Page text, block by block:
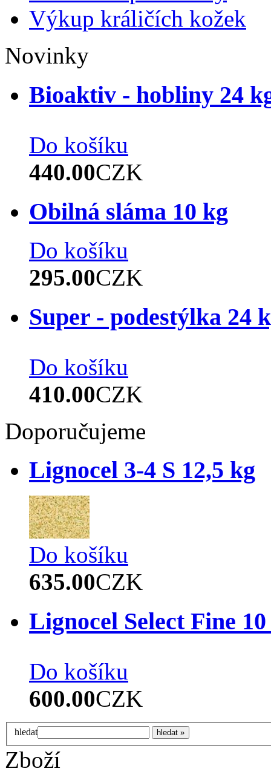
Výkup králičích kožek
Novinky
Bioaktiv - hobliny 24
Do košíku
440.00CZK
Obilná sláma 10 kg
Do košíku
295.00CZK
Super - podestýlka 24
Do košíku
410.00CZK
Doporučujeme
Lignocel 3-4 S 12,5 kg
Do košíku
635.00CZK
Lignocel Select Fine
Do košíku
600.00CZK
hledat
Zboží